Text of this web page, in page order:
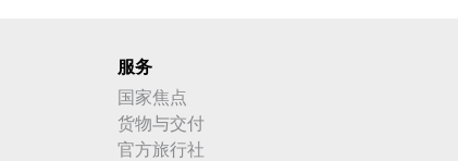
服务
国家焦点
货物与交付
官方旅行社